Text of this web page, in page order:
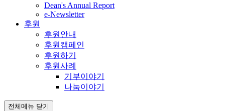
Dean's Annual Report
e-Newsletter
후원
후원안내
후원캠페인
후원하기
후원사례
기부이야기
나눔이야기
전체메뉴 닫기